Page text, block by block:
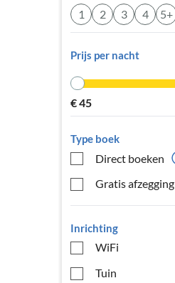
1 2 3 4 5+
Prijs per nacht
€45
Type boek
Direct boeken
Gratis afzegging
Inrichting
WiFi
Tuin